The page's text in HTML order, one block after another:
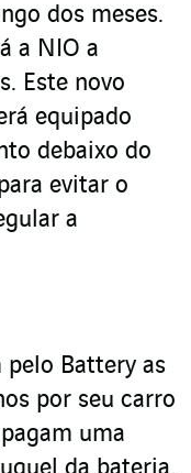
dos meses.
a NIO a
Este novo
equipado
debaixo do
evitar o
a
Battery as
por seu carro
uma